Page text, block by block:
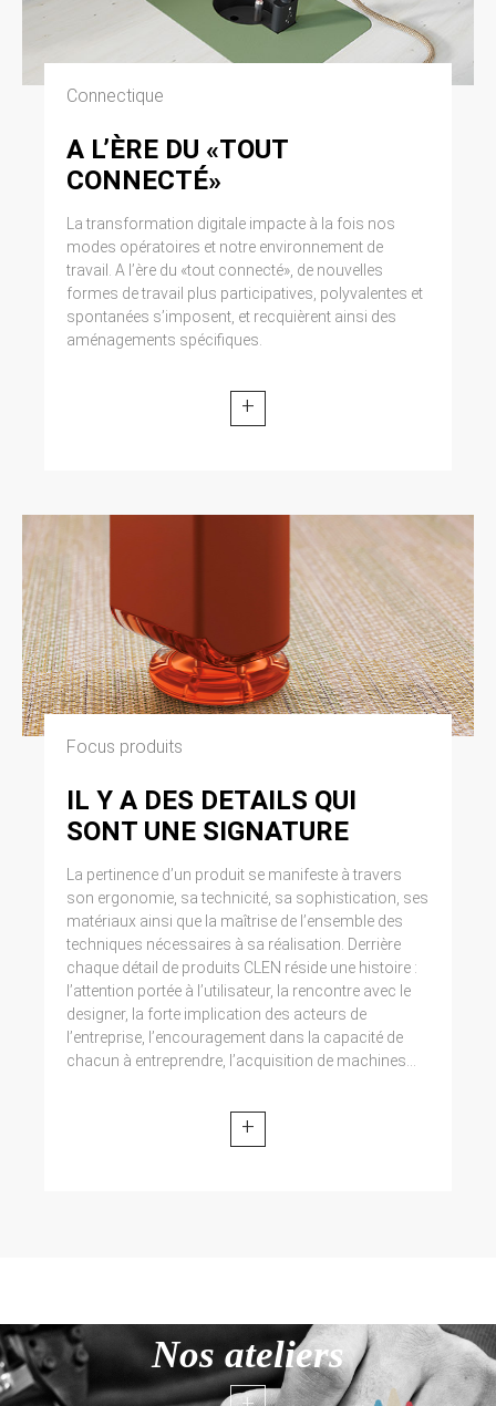
Connectique
A L’ÈRE DU «TOUT
CONNECTÉ»
La transformation digitale impacte à la fois nos
modes opératoires et notre environnement de
travail. A l’ère du «tout connecté», de nouvelles
formes de travail plus participatives, polyvalentes et
spontanées s’imposent, et recquièrent ainsi des
aménagements spécifiques.
+
Focus produits
IL Y A DES DETAILS QUI
SONT UNE SIGNATURE
La pertinence d’un produit se manifeste à travers
son ergonomie, sa technicité, sa sophistication, ses
matériaux ainsi que la maîtrise de l’ensemble des
techniques nécessaires à sa réalisation. Derrière
chaque détail de produits CLEN réside une histoire :
l’attention portée à l’utilisateur, la rencontre avec le
designer, la forte implication des acteurs de
l’entreprise, l’encouragement dans la capacité de
chacun à entreprendre, l’acquisition de machines...
+
Nos ateliers